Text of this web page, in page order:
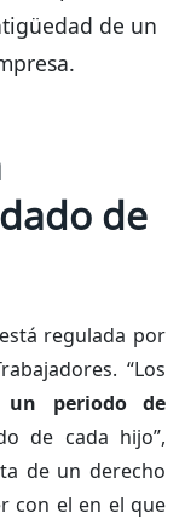
de un
de
regulada por
“Los
un periodo de
de cada hijo”,
de un derecho
con el en el que